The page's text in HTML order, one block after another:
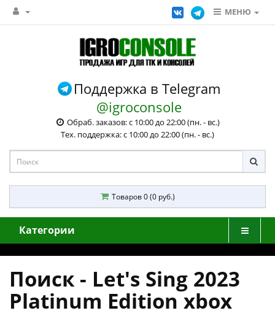
МЕНЮ
Поддержка в Telegram
@igroconsole
Обраб. заказов: с 10:00 до 22:00 (пн. - вс.)
Тех. поддержка: с 10:00 до 22:00 (пн. - вс.)
Товаров 0 (0 руб.)
Категории
Поиск - Let's Sing 2023
Platinum Edition xbox